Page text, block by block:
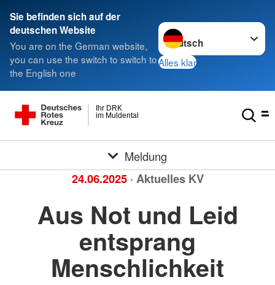
Sie befinden sich auf der
deutschen Website
You are on the German website,
you can use the switch to switch to
the English one
Sprache wechseln zu
Alles klar
im Muldental
Ihr DRK
Meldung
24.06.2025 · Aktuelles KV
Aus Not und Leid
entsprang
Menschlichkeit